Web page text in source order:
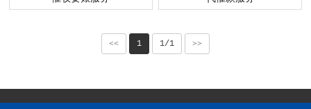
<< 1 1/1 >>